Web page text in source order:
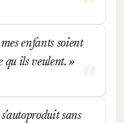
enfants soient
qu ils veulent.
sans